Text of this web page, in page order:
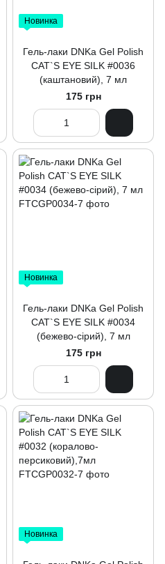
Новинка
Гель-лаки DNKa Gel Polish
CAT`S EYE SILK #0036
(каштановий), 7 мл
175 грн
Новинка
Гель-лаки DNKa Gel Polish
CAT`S EYE SILK #0034
(бежево-сірий), 7 мл
175 грн
Новинка